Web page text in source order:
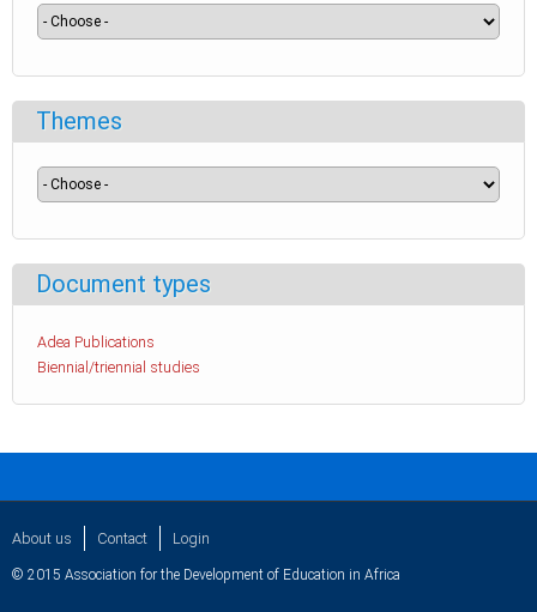
Themes
Document types
Adea Publications
Biennial/triennial studies
About us Contact Login
© 2015 Association for the Development of Education in Africa